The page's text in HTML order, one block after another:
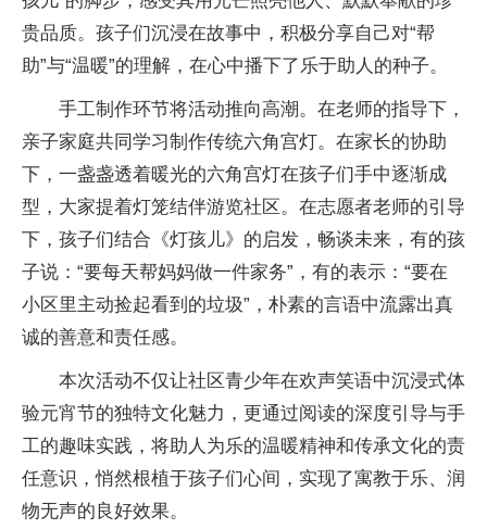
贵品质。孩子们沉浸在故事中，积极分享自己对“帮
助”与“温暖”的理解，在心中播下了乐于助人的种子。
手工制作环节将活动推向高潮。在老师的指导下，
亲子家庭共同学习制作传统六角宫灯。在家长的协助
下，一盏盏透着暖光的六角宫灯在孩子们手中逐渐成
型，大家提着灯笼结伴游览社区。在志愿者老师的引导
下，孩子们结合《灯孩儿》的启发，畅谈未来，有的孩
子说：“要每天帮妈妈做一件家务”，有的表示：“要在
小区里主动捡起看到的垃圾”，朴素的言语中流露出真
诚的善意和责任感。
本次活动不仅让社区青少年在欢声笑语中沉浸式体
验元宵节的独特文化魅力，更通过阅读的深度引导与手
工的趣味实践，将助人为乐的温暖精神和传承文化的责
任意识，悄然根植于孩子们心间，实现了寓教于乐、润
物无声的良好效果。